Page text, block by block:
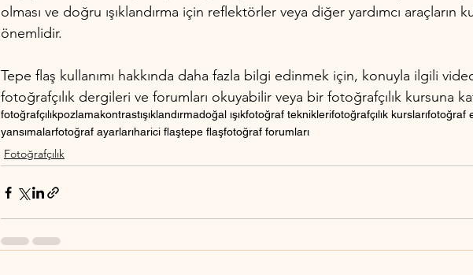
olması ve doğru ışıklandırma için reflektörler veya diğer yardımcı araçların
önemlidir.
Tepe flaş kullanımı hakkında daha fazla bilgi edinmek için, konuyla ilgili
fotoğrafçılık dergileri ve forumları okuyabilir veya bir fotoğrafçılık kursuna
fotoğrafçılıkpozlamakontrastışıklandırmadoğal ışıkfotoğraf tekniklerifotoğrafçılık kurslarıfotoğraf
yansımalarfotoğraf ayarlarıharici flaştepe flaşfotoğraf forumları
Fotoğrafçılık